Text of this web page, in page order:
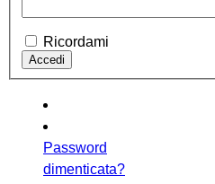
Ricordami
Password
dimenticata?